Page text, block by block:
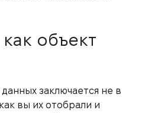
объект
заключается не в
вы их отобрали и